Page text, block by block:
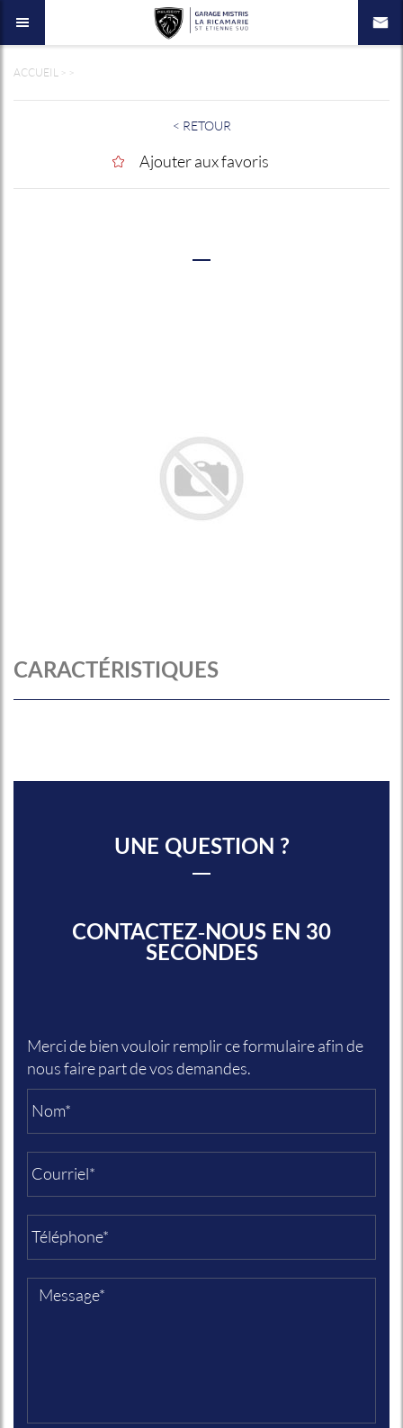
ACCUEIL
< RETOUR
Ajouter aux favoris
CARACTÉRISTIQUES
UNE QUESTION ?
CONTACTEZ-NOUS EN 30
SECONDES
Merci de bien vouloir remplir ce formulaire afin de
nous faire part de vos demandes.